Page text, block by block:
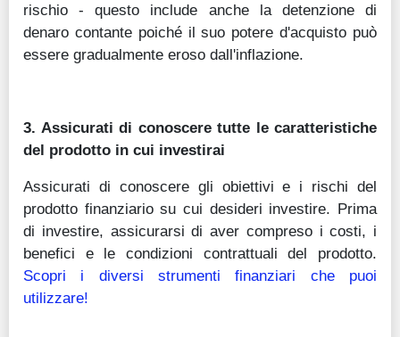
rischio - questo include anche la detenzione di
denaro contante poiché il suo potere d'acquisto può
essere gradualmente eroso dall'inflazione.
3. Assicurati di conoscere tutte le caratteristiche
del prodotto in cui investirai
Assicurati di conoscere gli obiettivi e i rischi del
prodotto finanziario su cui desideri investire. Prima
di investire, assicurarsi di aver compreso i costi, i
benefici e le condizioni contrattuali del prodotto.
Scopri i diversi strumenti finanziari che puoi
utilizzare!